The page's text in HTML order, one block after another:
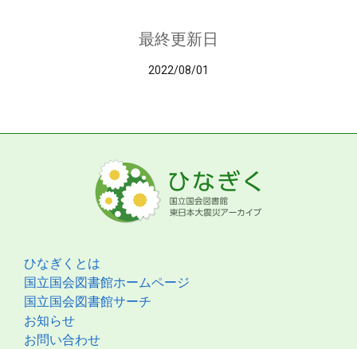
最終更新日
2022/08/01
ひなぎくとは
国立国会図書館ホームページ
国立国会図書館サーチ
お知らせ
お問い合わせ